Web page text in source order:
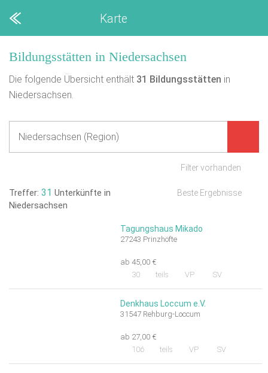
Karte
Bildungsstätten in Niedersachsen
Die folgende Übersicht enthält 31 Bildungsstätten in
Niedersachsen.
Filter vorhanden
Treffer: 31 Unterkünfte in
Niedersachsen
Beste Ergebnisse
Tagungshaus Mikado
27243 Prinzhöfte
ab 45,00 €
30
teils VP SV
Denkhaus Loccum e.V.
31547 Rehburg-Loccum
ab 27,00 €
106
teils VP SV